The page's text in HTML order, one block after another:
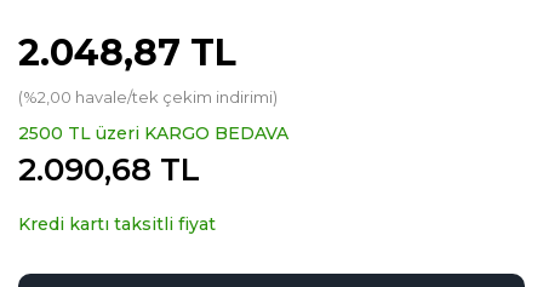
2.048,87 TL
(%2,00 havale/tek çekim indirimi)
2500 TL üzeri KARGO BEDAVA
2.090,68 TL
Kredi kartı taksitli fiyat